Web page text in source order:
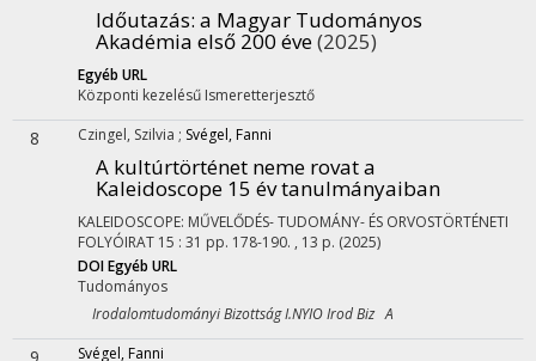
Időutazás: a Magyar Tudományos
Akadémia első 200 éve(2025)
Egyéb URL
Központi kezelésű Ismeretterjesztő
8 Czingel, Szilvia ; Svégel, Fanni
A kultúrtörténet neme rovat a
Kaleidoscope 15 év tanulmányaiban
KALEIDOSCOPE: MŰVELŐDÉS- TUDOMÁNY- ÉS ORVOSTÖRTÉNETI
FOLYÓIRAT 15 : 31 pp. 178-190. , 13 p. (2025)
DOIEgyéb URL
Tudományos
Irodalomtudományi Bizottság I.NYIO Irod Biz A
Svégel, Fanni